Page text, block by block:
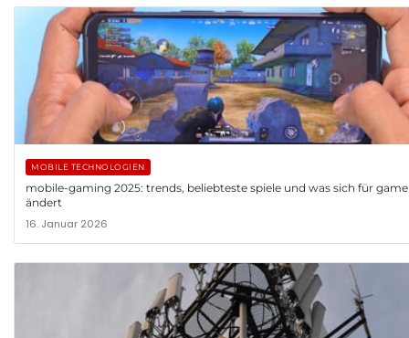
MOBILE TECHNOLOGIEN
mobile-gaming 2025: trends, beliebteste spiele und was sich für
ändert
16. Januar 2026